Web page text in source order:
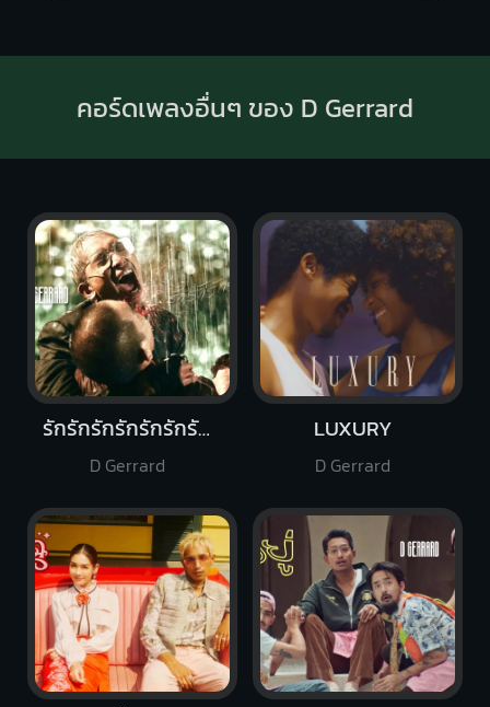
คอร์ดเพลงอื่นๆ ของ D Gerrard
รักรักรักรักรักรักรัก (Talk Less)
D Gerrard
LUXURY
D Gerrard